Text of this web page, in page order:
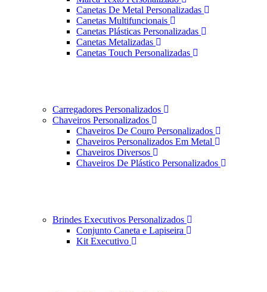
Canetas De Metal Personalizadas
Canetas Multifuncionais
Canetas Plásticas Personalizadas
Canetas Metalizadas
Canetas Touch Personalizadas
Carregadores Personalizados
Chaveiros Personalizados
Chaveiros De Couro Personalizados
Chaveiros Personalizados Em Metal
Chaveiros Diversos
Chaveiros De Plástico Personalizados
Brindes Executivos Personalizados
Conjunto Caneta e Lapiseira
Kit Executivo